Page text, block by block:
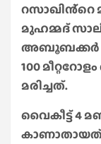
റസാഖിൻ്റെ
മുഹമ്മദ്
അബൂബക്കർ
100
മരിച്ചത്.
വൈകീട്ട് 4